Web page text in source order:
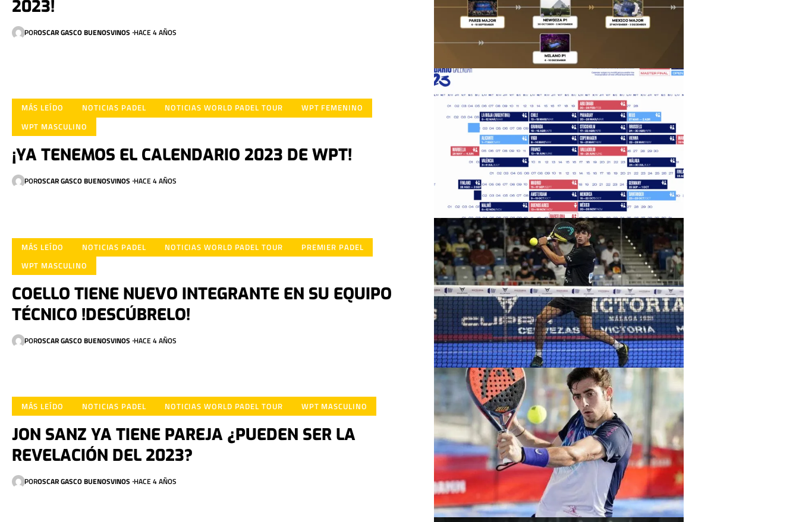
2023!
POROSCAR GASCO BUENOSVINOS HACE 4 AÑOS
MÁS LEÍDO NOTICIAS PADEL NOTICIAS WORLD PADEL TOUR
WPT FEMENINO
WPT MASCULINO
¡YA TENEMOS EL CALENDARIO 2023 DE WPT!
POROSCAR GASCO BUENOSVINOS HACE 4 AÑOS
MÁS LEÍDO NOTICIAS PADEL NOTICIAS WORLD PADEL TOUR
PREMIER PADEL
WPT MASCULINO
COELLO TIENE NUEVO INTEGRANTE EN SU EQUIPO
TÉCNICO !DESCÚBRELO!
POROSCAR GASCO BUENOSVINOS HACE 4 AÑOS
MÁS LEÍDO NOTICIAS PADEL NOTICIAS WORLD PADEL TOUR WPT MASCULINO
JON SANZ YA TIENE PAREJA ¿PUEDEN SER LA
REVELACIÓN DEL 2023?
POROSCAR GASCO BUENOSVINOS HACE 4 AÑOS